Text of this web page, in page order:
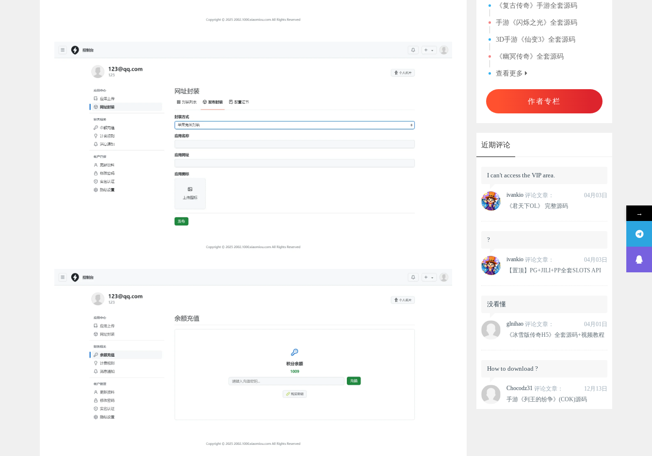
《复古传奇》手游全套源码
手游《闪烁之光》全套源码
3D手游《仙变3》全套源码
《幽冥传奇》全套源码
查看更多
作者专栏
近期评论
I can't access the VIP area.
ivankio 评论文章：
04月03日
《君天下OL》 完整源码
?
ivankio 评论文章：
04月03日
【置顶】PG+JILI+PP全套SLOTS API
没看懂
glnihao 评论文章：
04月01日
《冰雪版传奇H5》全套源码+视频教程
How to download ?
Chocodz31 评论文章：
12月13日
手游《列王的纷争》(COK)源码
→